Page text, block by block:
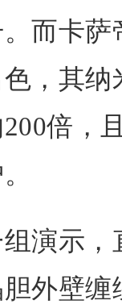
而卡
，其
倍，
示，
外壁